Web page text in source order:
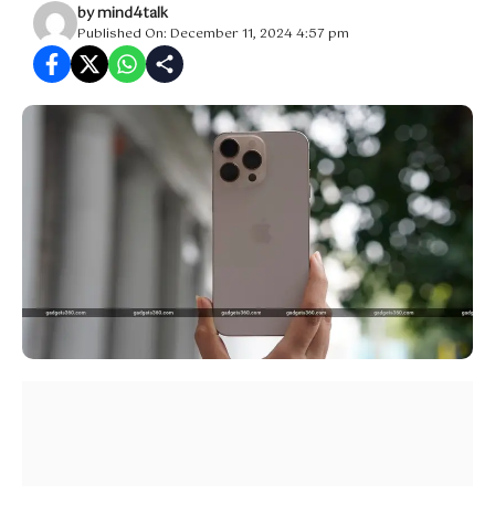
bymind4talk
Published On: December 11, 2024 4:57 pm